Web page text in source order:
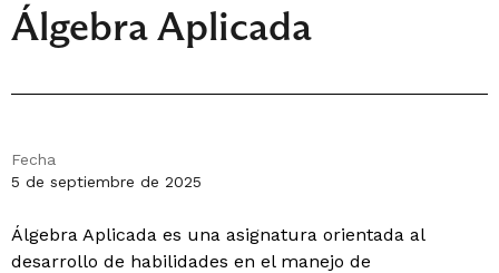
Álgebra Aplicada
Fecha
5 de septiembre de 2025
Álgebra Aplicada es una asignatura orientada al
desarrollo de habilidades en el manejo de